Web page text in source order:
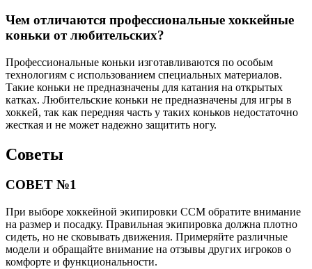
Чем отличаются профессиональные хоккейные
коньки от любительских?
Профессиональные коньки изготавливаются по особым
технологиям с использованием специальных материалов.
Такие коньки не предназначены для катания на открытых
катках. Любительские коньки не предназначены для игры в
хоккей, так как передняя часть у таких коньков недостаточно
жесткая и не может надежно защитить ногу.
Советы
СОВЕТ №1
При выборе хоккейной экипировки CCM обратите внимание
на размер и посадку. Правильная экипировка должна плотно
сидеть, но не сковывать движения. Примеряйте различные
модели и обращайте внимание на отзывы других игроков о
комфорте и функциональности.